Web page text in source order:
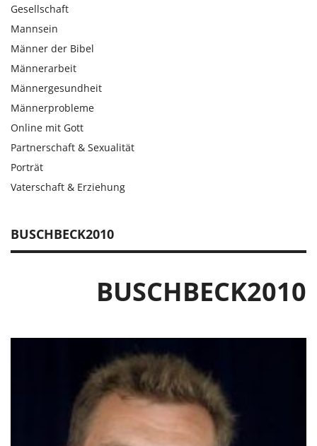
BUSCHBECK2010
BUSCHBECK2010
Gesellschaft
Mannsein
Männer der Bibel
Männerarbeit
Männergesundheit
Männerprobleme
Online mit Gott
Partnerschaft & Sexualität
Porträt
Vaterschaft & Erziehung